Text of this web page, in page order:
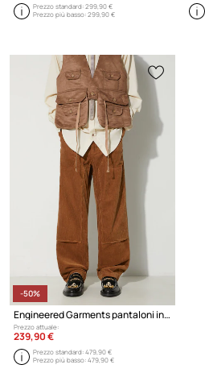
Prezzo standard:299,90 €
Prezzo più basso:299,90 €
-50%
Engineered Garments pantaloni in velluto a coste Climbing Pant
Prezzo attuale:
239,90 €
Prezzo standard:479,90 €
Prezzo più basso:479,90 €